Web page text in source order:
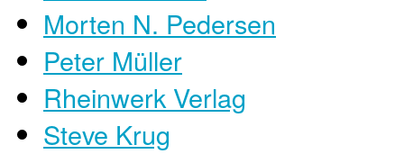
Morten N. Pedersen
Peter Müller
Rheinwerk Verlag
Steve Krug